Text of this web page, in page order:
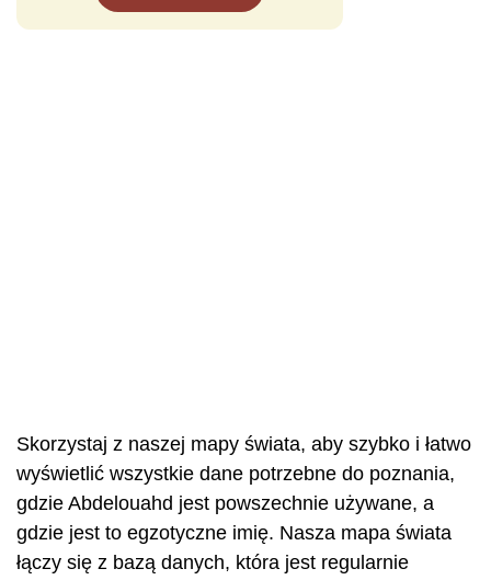
Skorzystaj z naszej mapy świata, aby szybko i łatwo
wyświetlić wszystkie dane potrzebne do poznania,
gdzie Abdelouahd jest powszechnie używane, a
gdzie jest to egzotyczne imię. Nasza mapa świata
łączy się z bazą danych, która jest regularnie